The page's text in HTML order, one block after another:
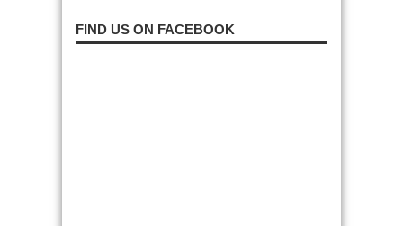
FIND US ON FACEBOOK